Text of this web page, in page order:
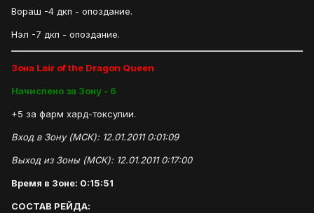
Вораш -4 дкп - опоздание.
Нэл -7 дкп - опоздание.
Зона Lair of the Dragon Queen
Начислено за Зону - 6
+5 за фарм хард-токсулии.
Вход в Зону (МСК): 12.01.2011 0:01:09
Выход из Зоны (МСК): 12.01.2011 0:17:00
Время в Зоне: 0:15:51
СОСТАВ РЕЙДА: